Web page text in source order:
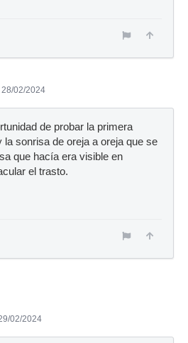
02/2024
de probar la primera
sonrisa de oreja a oreja que se
que hacía era visible en
el trasto.
02/2024